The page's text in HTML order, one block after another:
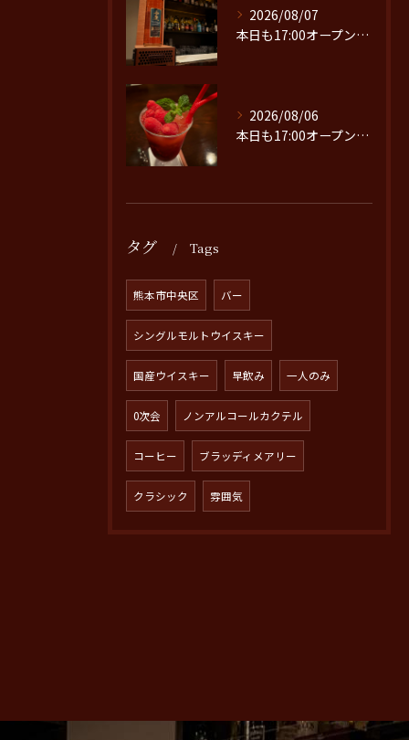
2026/08/07
本日も17:00オープンです。
2026/08/06
本日も17:00オープンです。
タグ Tags
熊本市中央区 バー
シングルモルトウイスキー
国産ウイスキー 早飲み 一人のみ
0次会 ノンアルコールカクテル
コーヒー ブラッディメアリー
クラシック 雰囲気